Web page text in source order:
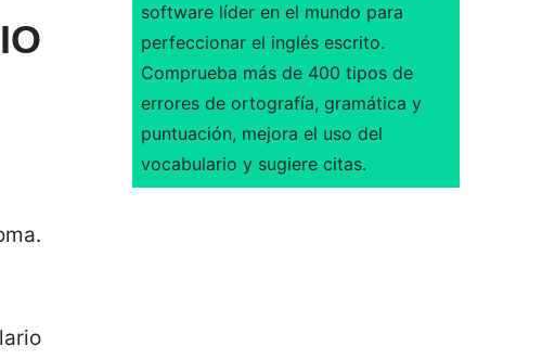
software líder en el mundo para
perfeccionar el inglés escrito.
Comprueba más de 400 tipos de
errores de ortografía, gramática y
puntuación, mejora el uso del
vocabulario y sugiere citas.